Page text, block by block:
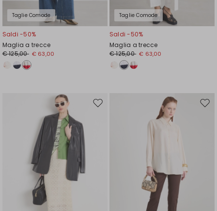
Taglie Comode
Saldi -50%
Maglia a trecce
€ 125,00 € 63,00
Taglie Comode
Saldi -50%
Maglia a trecce
€ 125,00 € 63,00
Sposta